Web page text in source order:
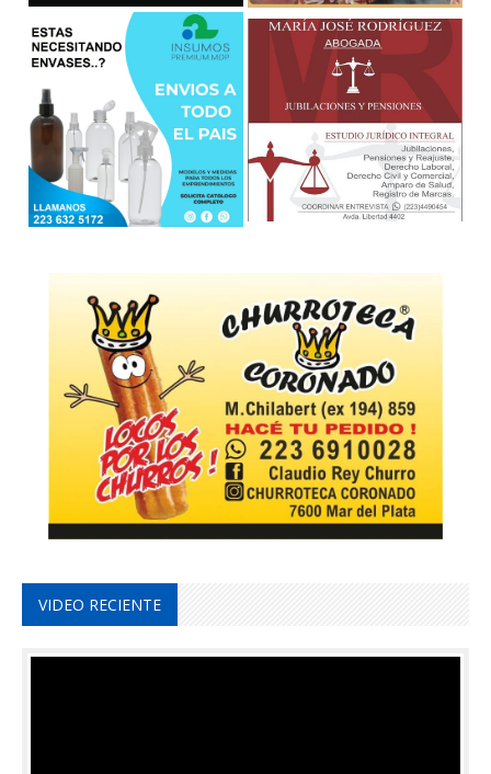
VIDEO RECIENTE